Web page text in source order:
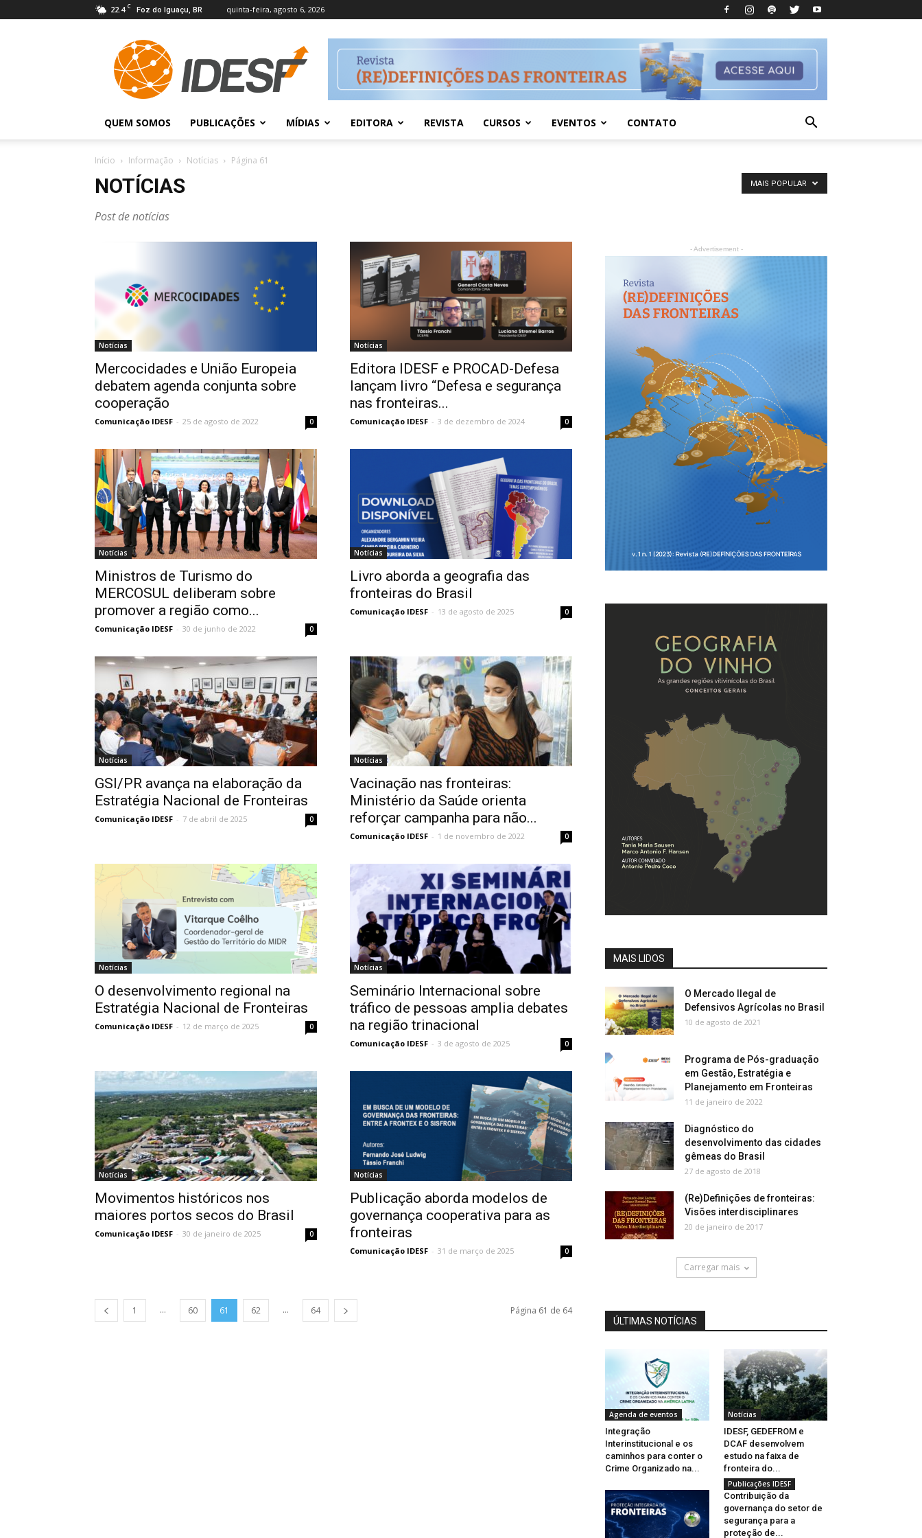
22.4 C Foz do Iguaçu, BR quinta-feira, agosto 6, 2026
IDESF
QUEM SOMOS PUBLICAÇÕES MÍDIAS EDITORA REVISTA CURSOS EVENTOS CONTATO
Início Informação Notícias Página 61
NOTÍCIAS
Post de notícias
MAIS POPULAR
Notícias
Mercocidades e União Europeia
debatem agenda conjunta sobre
cooperação
Comunicação IDESF - 25 de agosto de 2022 0
Notícias
Editora IDESF e PROCAD-Defesa
lançam livro “Defesa e segurança
nas fronteiras...
Comunicação IDESF - 3 de dezembro de 2024 0
Notícias
Ministros de Turismo do
MERCOSUL deliberam sobre
promover a região como...
Comunicação IDESF - 30 de junho de 2022 0
Notícias
Livro aborda a geografia das
fronteiras do Brasil
Comunicação IDESF - 13 de agosto de 2025 0
Notícias
GSI/PR avança na elaboração da
Estratégia Nacional de Fronteiras
Comunicação IDESF - 7 de abril de 2025 0
Notícias
Vacinação nas fronteiras:
Ministério da Saúde orienta
reforçar campanha para não...
Comunicação IDESF - 1 de novembro de 2022 0
Notícias
O desenvolvimento regional na
Estratégia Nacional de Fronteiras
Comunicação IDESF - 12 de março de 2025 0
Notícias
Seminário Internacional sobre
tráfico de pessoas amplia debates
na região trinacional
Comunicação IDESF - 3 de agosto de 2025 0
Notícias
Movimentos históricos nos
maiores portos secos do Brasil
Comunicação IDESF - 30 de janeiro de 2025 0
Notícias
Publicação aborda modelos de
governança cooperativa para as
fronteiras
Comunicação IDESF - 31 de março de 2025 0
1 ... 60 61 62 ... 64 Página 61 de 64
- Advertisement -
MAIS LIDOS
O Mercado Ilegal de
Defensivos Agrícolas no Brasil
10 de agosto de 2021
Programa de Pós-graduação
em Gestão, Estratégia e
Planejamento em Fronteiras
11 de janeiro de 2022
Diagnóstico do
desenvolvimento das cidades
gêmeas do Brasil
27 de agosto de 2018
(Re)Definições de fronteiras:
Visões interdisciplinares
20 de janeiro de 2017
Carregar mais
ÚLTIMAS NOTÍCIAS
Agenda de eventos
Integração
Interinstitucional e os
caminhos para conter o
Crime Organizado na...
Notícias
IDESF, GEDEFROM e
DCAF desenvolvem
estudo na faixa de
fronteira do...
Publicações IDESF
Contribuição da
governança do setor de
segurança para a
proteção de...